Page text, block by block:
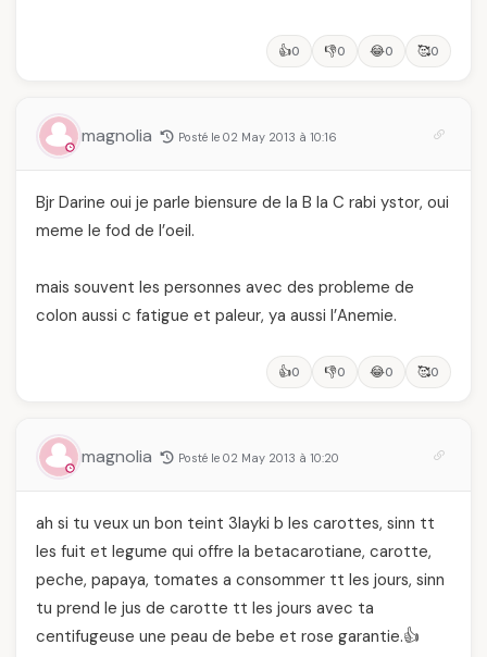
👍0 👎0 😂0 🥰0
magnolia Posté le 02 May 2013 à 10:16
Bjr Darine oui je parle biensure de la B la C rabi ystor, oui
meme le fod de l’oeil.
mais souvent les personnes avec des probleme de
colon aussi c fatigue et paleur, ya aussi l’Anemie.
👍0 👎0 😂0 🥰0
magnolia Posté le 02 May 2013 à 10:20
ah si tu veux un bon teint 3layki b les carottes, sinn tt
les fuit et legume qui offre la betacarotiane, carotte,
peche, papaya, tomates a consommer tt les jours, sinn
tu prend le jus de carotte tt les jours avec ta
centifugeuse une peau de bebe et rose garantie.👍